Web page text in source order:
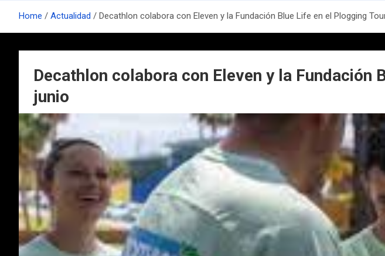
Home Actualidad Decathlon colabora con Eleven y la Fundación Blue Life en el Plogging
Decathlon colabora con Eleven y la Fundación
junio